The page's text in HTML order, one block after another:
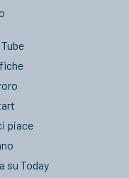
piace
su Today